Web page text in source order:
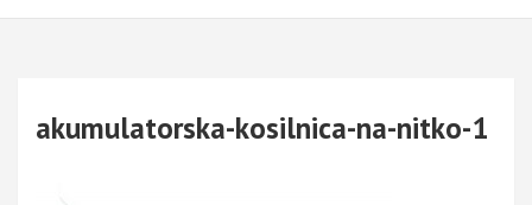
akumulatorska-kosilnica-na-nitko-1